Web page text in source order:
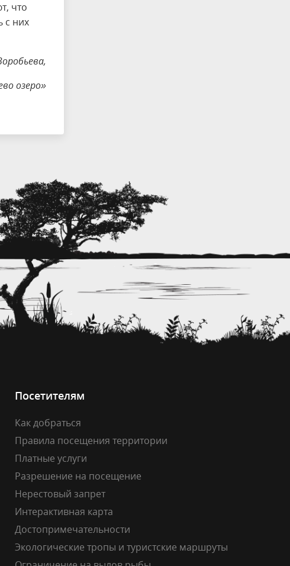
что
с них
озеро»
Посетителям
Как добраться
Правила посещения территории
Платные услуги
Разрешение на посещение
Нерестовый запрет
Интерактивная карта
Достопримечательности
Экологические тропы и туристские маршруты